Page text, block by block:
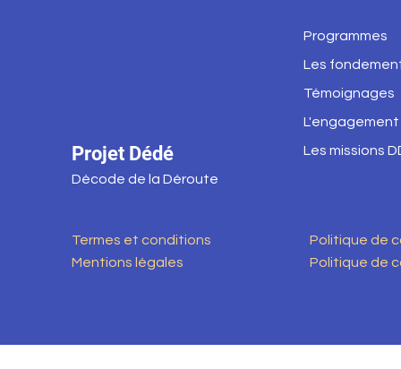
Projet Dédé
Programmes
Les
Témoignages
L'engagement
Les missions
Décode de la Déroute
Termes et conditions
Mentions légales
Politique de
Politique de